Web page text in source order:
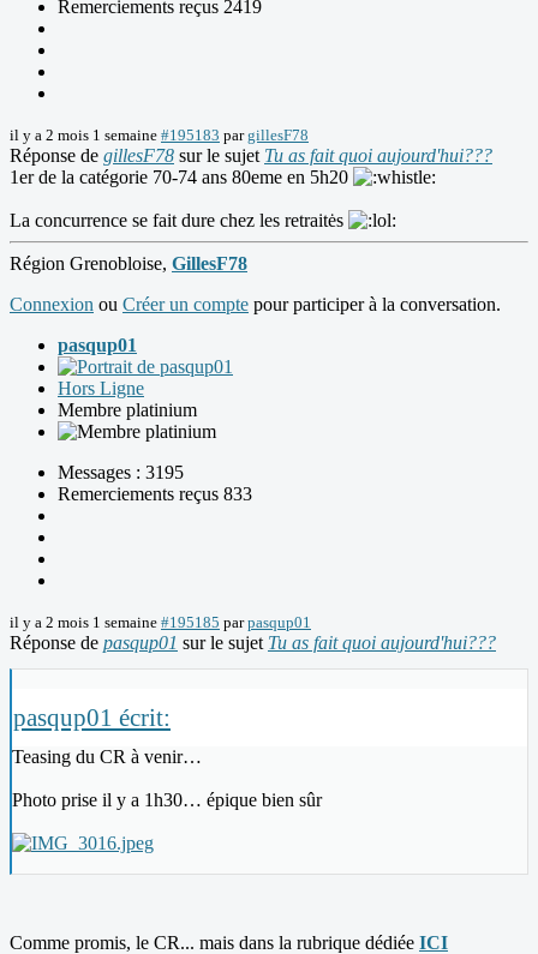
Remerciements reçus 2419
il y a 2 mois 1 semaine #195183 pargillesF78
Réponse de gillesF78 sur le sujet Tu as fait quoi aujourd'hui???
1er de la catégorie 70-74 ans 80eme en 5h20
La concurrence se fait dure chez les retraitės
Région Grenobloise, GillesF78
Connexion ou Créer un compte pour participer à la conversation.
pasqup01
Hors Ligne
Membre platinium
Messages : 3195
Remerciements reçus 833
il y a 2 mois 1 semaine #195185 parpasqup01
Réponse de pasqup01 sur le sujet Tu as fait quoi aujourd'hui???
pasqup01 écrit:
Teasing du CR à venir…
Photo prise il y a 1h30… épique bien sûr
Comme promis, le CR... mais dans la rubrique dédiée ICI